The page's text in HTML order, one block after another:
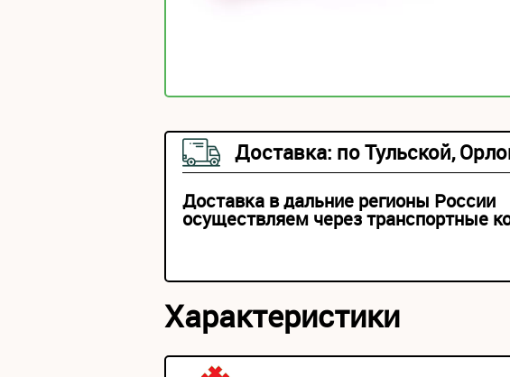
Доставка: по Тульской,
Доставка в дальние регионы России
осуществляем через транспортные
Характеристики